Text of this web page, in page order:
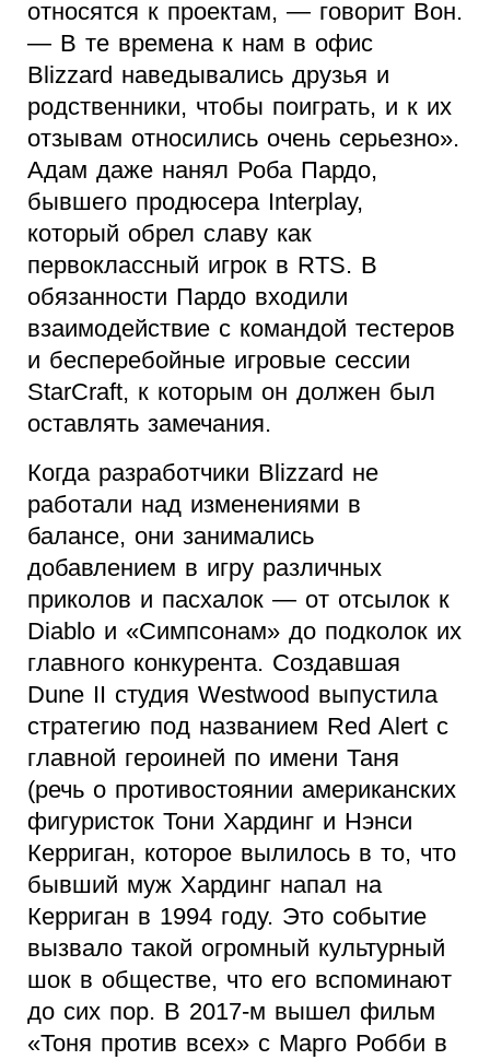
относятся к проектам, — говорит Вон.
— В те времена к нам в офис
Blizzard наведывались друзья и
родственники, чтобы поиграть, и к их
отзывам относились очень серьезно».
Адам даже нанял Роба Пардо,
бывшего продюсера Interplay,
который обрел славу как
первоклассный игрок в RTS. В
обязанности Пардо входили
взаимодействие с командой тестеров
и бесперебойные игровые сессии
StarCraft, к которым он должен был
оставлять замечания.
Когда разработчики Blizzard не
работали над изменениями в
балансе, они занимались
добавлением в игру различных
приколов и пасхалок — от отсылок к
Diablo и «Симпсонам» до подколок их
главного конкурента. Создавшая
Dune II студия Westwood выпустила
стратегию под названием Red Alert с
главной героиней по имени Таня
(речь о противостоянии американских
фигуристок Тони Хардинг и Нэнси
Керриган, которое вылилось в то, что
бывший муж Хардинг напал на
Керриган в 1994 году. Это событие
вызвало такой огромный культурный
шок в обществе, что его вспоминают
до сих пор. В 2017-м вышел фильм
«Тоня против всех» с Марго Робби в